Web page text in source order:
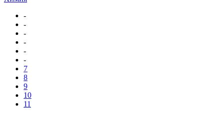
-
-
-
-
-
-
7
8
9
10
11